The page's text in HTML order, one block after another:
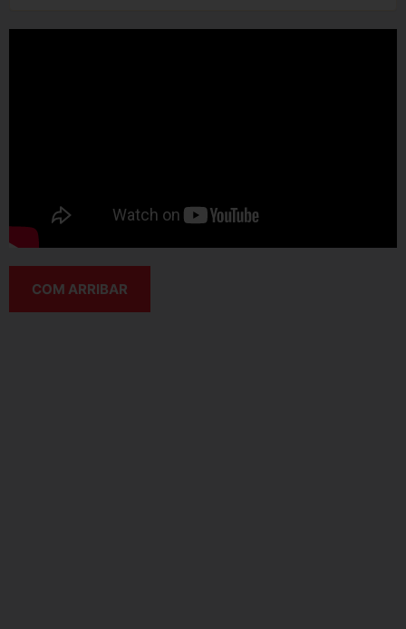
COM ARRIBAR